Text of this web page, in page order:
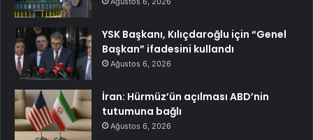
YSK Başkanı, Kılıçdaroğlu için “Genel
Başkan” ifadesini kullandı
Ağustos 6, 2026
İran: Hürmüz’ün açılması ABD’nin
tutumuna bağlı
Ağustos 6, 2026